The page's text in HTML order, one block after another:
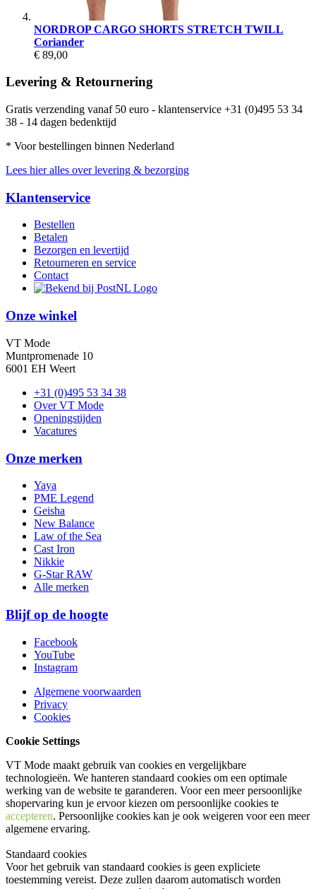
NORDROP CARGO SHORTS STRETCH TWILL
Coriander
€ 89,00
Levering & Retournering
Gratis verzending vanaf 50 euro - klantenservice +31 (0)495 53 34
38 - 14 dagen bedenktijd
* Voor bestellingen binnen Nederland
Lees hier alles over levering & bezorging
Klantenservice
Bestellen
Betalen
Bezorgen en levertijd
Retourneren en service
Contact
Onze winkel
VT Mode
Muntpromenade 10
6001 EH Weert
+31 (0)495 53 34 38
Over VT Mode
Openingstijden
Vacatures
Onze merken
Yaya
PME Legend
Geisha
New Balance
Law of the Sea
Cast Iron
Nikkie
G-Star RAW
Alle merken
Blijf op de hoogte
Facebook
YouTube
Instagram
Algemene voorwaarden
Privacy
Cookies
Cookie Settings
VT Mode maakt gebruik van cookies en vergelijkbare
technologieën. We hanteren standaard cookies om een optimale
werking van de website te garanderen. Voor een meer persoonlijke
shopervaring kun je ervoor kiezen om persoonlijke cookies te
accepteren. Persoonlijke cookies kan je ook weigeren voor een meer
algemene ervaring.
Standaard cookies
Voor het gebruik van standaard cookies is geen expliciete
toestemming vereist. Deze zullen daarom automatisch worden